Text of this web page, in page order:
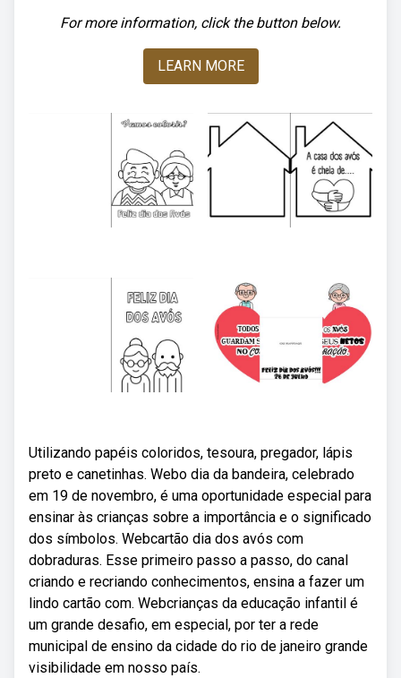
For more information, click the button below.
LEARN MORE
Utilizando papéis coloridos, tesoura, pregador, lápis
preto e canetinhas. Webo dia da bandeira, celebrado
em 19 de novembro, é uma oportunidade especial para
ensinar às crianças sobre a importância e o significado
dos símbolos. Webcartão dia dos avós com
dobraduras. Esse primeiro passo a passo, do canal
criando e recriando conhecimentos, ensina a fazer um
lindo cartão com. Webcrianças da educação infantil é
um grande desafio, em especial, por ter a rede
municipal de ensino da cidade do rio de janeiro grande
visibilidade em nosso país.